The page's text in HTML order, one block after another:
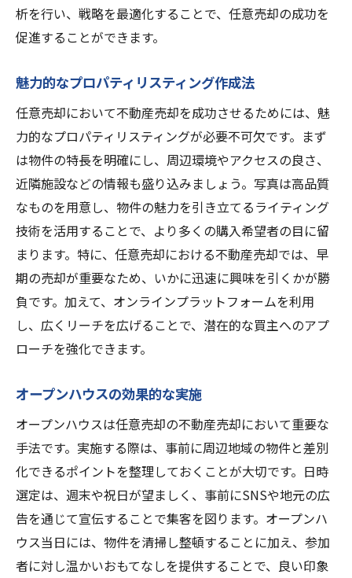
析を行い、戦略を最適化することで、任意売却の成功を
促進することができます。
魅力的なプロパティリスティング作成法
任意売却において不動産売却を成功させるためには、魅
力的なプロパティリスティングが必要不可欠です。まず
は物件の特長を明確にし、周辺環境やアクセスの良さ、
近隣施設などの情報も盛り込みましょう。写真は高品質
なものを用意し、物件の魅力を引き立てるライティング
技術を活用することで、より多くの購入希望者の目に留
まります。特に、任意売却における不動産売却では、早
期の売却が重要なため、いかに迅速に興味を引くかが勝
負です。加えて、オンラインプラットフォームを利用
し、広くリーチを広げることで、潜在的な買主へのアプ
ローチを強化できます。
オープンハウスの効果的な実施
オープンハウスは任意売却の不動産売却において重要な
手法です。実施する際は、事前に周辺地域の物件と差別
化できるポイントを整理しておくことが大切です。日時
選定は、週末や祝日が望ましく、事前にSNSや地元の広
告を通じて宣伝することで集客を図ります。オープンハ
ウス当日には、物件を清掃し整頓することに加え、参加
者に対し温かいおもてなしを提供することで、良い印象